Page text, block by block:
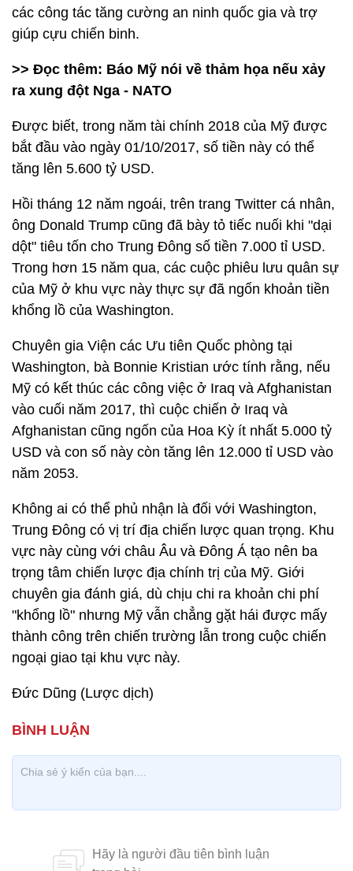
các công tác tăng cường an ninh quốc gia và trợ
giúp cựu chiến binh.
>> Đọc thêm: Báo Mỹ nói về thảm họa nếu xảy
ra xung đột Nga - NATO
Được biết, trong năm tài chính 2018 của Mỹ được
bắt đầu vào ngày 01/10/2017, số tiền này có thể
tăng lên 5.600 tỷ USD.
Hồi tháng 12 năm ngoái, trên trang Twitter cá nhân,
ông Donald Trump cũng đã bày tỏ tiếc nuối khi "dại
dột" tiêu tốn cho Trung Đông số tiền 7.000 tỉ USD.
Trong hơn 15 năm qua, các cuộc phiêu lưu quân sự
của Mỹ ở khu vực này thực sự đã ngốn khoản tiền
khổng lồ của Washington.
Chuyên gia Viện các Ưu tiên Quốc phòng tại
Washington, bà Bonnie Kristian ước tính rằng, nếu
Mỹ có kết thúc các công việc ở Iraq và Afghanistan
vào cuối năm 2017, thì cuộc chiến ở Iraq và
Afghanistan cũng ngốn của Hoa Kỳ ít nhất 5.000 tỷ
USD và con số này còn tăng lên 12.000 tỉ USD vào
năm 2053.
Không ai có thể phủ nhận là đối với Washington,
Trung Đông có vị trí địa chiến lược quan trọng. Khu
vực này cùng với châu Âu và Đông Á tạo nên ba
trọng tâm chiến lược địa chính trị của Mỹ. Giới
chuyên gia đánh giá, dù chịu chi ra khoản chi phí
"khổng lồ" nhưng Mỹ vẫn chẳng gặt hái được mấy
thành công trên chiến trường lẫn trong cuộc chiến
ngoại giao tại khu vực này.
Đức Dũng (Lược dịch)